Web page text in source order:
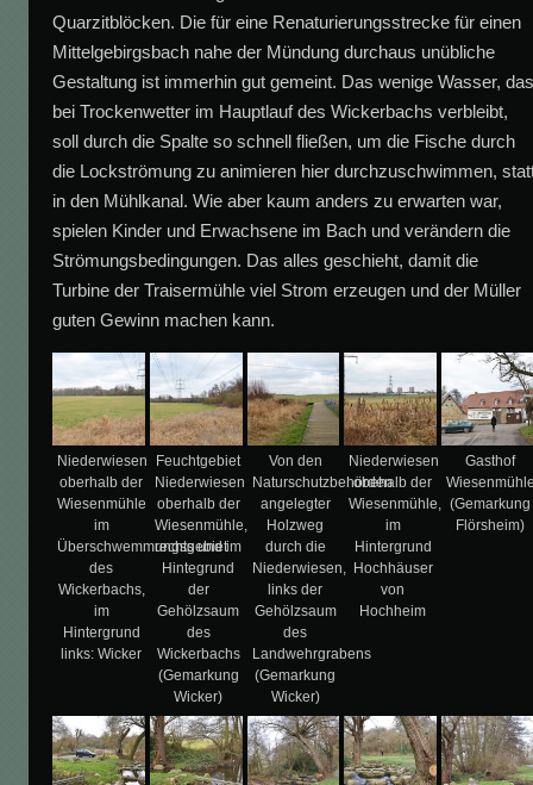
Quarzitblöcken. Die für eine Renaturierungsstrecke für einen
Mittelgebirgsbach nahe der Mündung durchaus unübliche
Gestaltung ist immerhin gut gemeint. Das wenige Wasser,
bei Trockenwetter im Hauptlauf des Wickerbachs verbleibt,
soll durch die Spalte so schnell fließen, um die Fische durch
die Lockströmung zu animieren hier durchzuschwimmen,
in den Mühlkanal. Wie aber kaum anders zu erwarten war,
spielen Kinder und Erwachsene im Bach und verändern die
Strömungsbedingungen. Das alles geschieht, damit die
Turbine der Traisermühle viel Strom erzeugen und der Müller
guten Gewinn machen kann.
Niederwiesen
oberhalb der
Wiesenmühle
im
Überschwemmungsgebiet
des
Wickerbachs,
im
Hintergrund
links: Wicker
Feuchtgebiet
Niederwiesen
oberhalb der
Wiesenmühle,
rechts und im
Hintegrund
der
Gehölzsaum
des
Wickerbachs
(Gemarkung
Wicker)
Von den
Naturschutzbehörden
angelegter
Holzweg
durch die
Niederwiesen,
links der
Gehölzsaum
des
Landwehrgrabens
(Gemarkung
Wicker)
Niederwiesen
obehalb der
Wiesenmühle,
im
Hintergrund
Hochhäuser
von
Hochheim
Gasthof
(Gemarkung
Flörsheim)